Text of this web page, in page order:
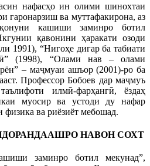
нафасҳо ин олими шинохтаи
гаронарзиш ва муттафакирона, аз
кашиши заминро ботил
қавонини ҳаракати озоди
1991), “Нигоҳе дигар ба табиати
(1998), “Олами нав – олами
– маҷмуаи ашъор (2001)-ро ба
Профессор Бобоев дар маҷмуъ
илмӣ-фарҳангӣ, ёздаҳ
муосир ва устоди ду нафар
физика ва риёзиёт мебошад.
НАВОН СОХТ
заминро ботил мекунад”,